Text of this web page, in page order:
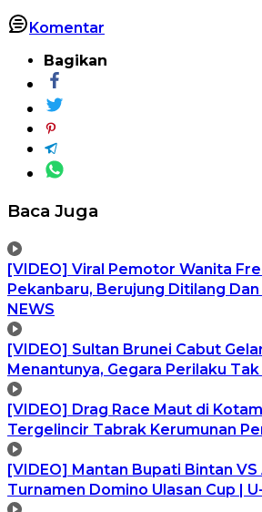
Komentar
Bagikan
Baca Juga
[VIDEO] Viral Pemotor Wanita
Pekanbaru, Berujung Ditilang
NEWS
[VIDEO] Sultan Brunei Cabut
Menantunya, Gegara Perilaku Tak
[VIDEO] Drag Race Maut di
Tergelincir Tabrak Kerumunan
[VIDEO] Mantan Bupati Bintan
Turnamen Domino Ulasan Cup |